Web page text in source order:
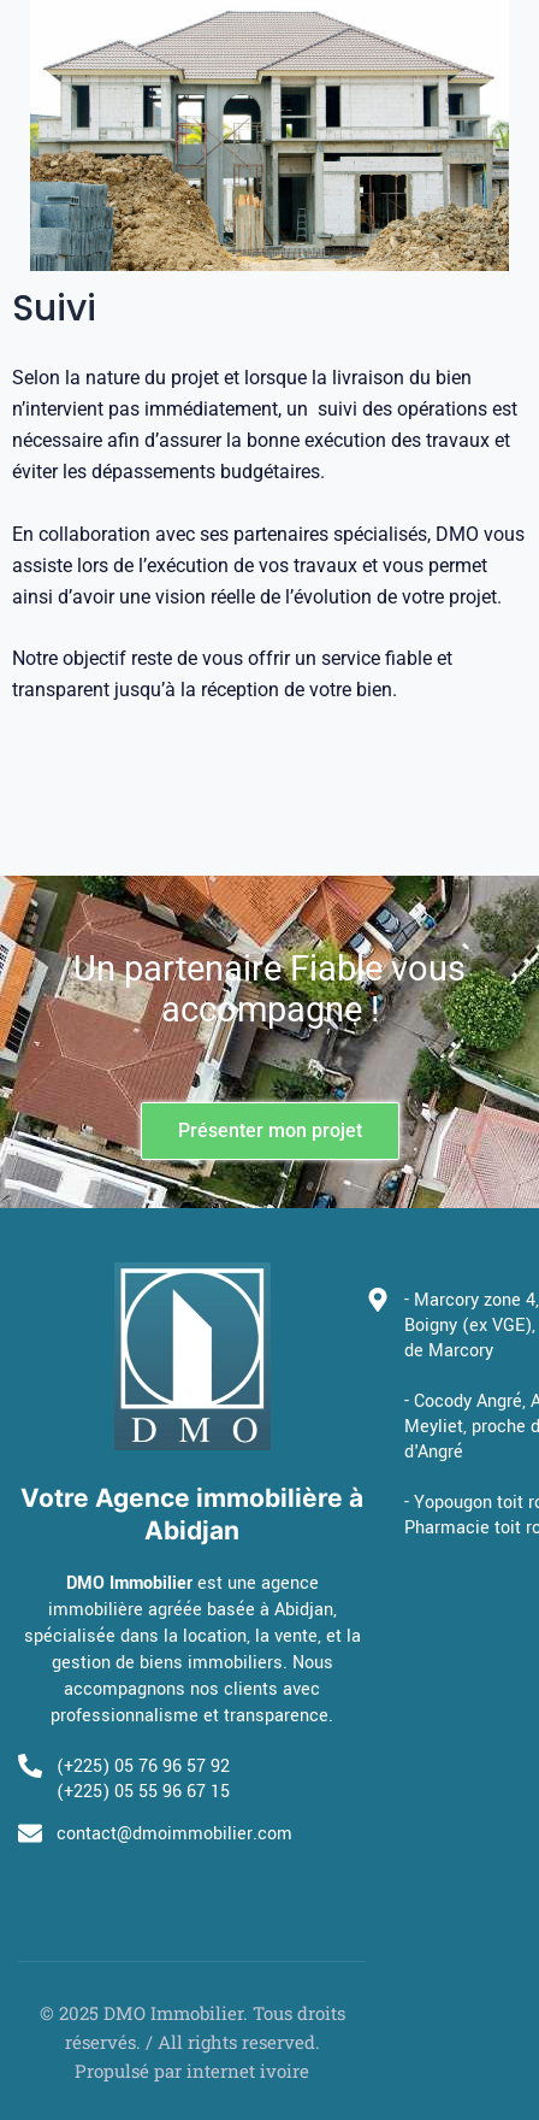
Suivi
Selon la nature du projet et lorsque la livraison du bien
n’intervient pas immédiatement, un suivi des opérations est
nécessaire afin d’assurer la bonne exécution des travaux et
éviter les dépassements budgétaires.
En collaboration avec ses partenaires spécialisés, DMO vous
assiste lors de l’exécution de vos travaux et vous permet
ainsi d’avoir une vision réelle de l’évolution de votre projet.
Notre objectif reste de vous offrir un service fiable et
transparent jusqu’à la réception de votre bien.
Un partenaire Fiable vous
accompagne !
Présenter mon projet
Votre Agence immobilière à
Abidjan
DMO Immobilierest une agence
immobilière agréée basée à Abidjan,
spécialisée dans la location, la vente, et la
gestion de biens immobiliers. Nous
accompagnons nos clients avec
professionnalisme et transparence.
(+225) 05 76 96 57 92
(+225) 05 55 96 67 15
contact@dmoimmobilier.com
- Marcory zone
Boigny (ex
de Marcory
- Cocody Angré,
Meyliet, proche
d'Angré
- Yopougon toit
Pharmacie toit
© 2025 DMO Immobilier. Tous droits
réservés. / All rights reserved.
Propulsé par internet ivoire